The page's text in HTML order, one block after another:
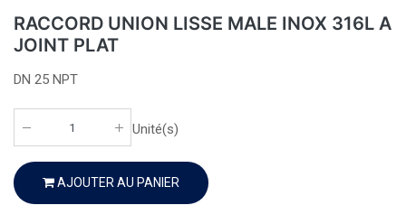
RACCORD UNION LISSE MALE INOX 316L A
JOINT PLAT
DN 25 NPT
Unité(s)
AJOUTER AU PANIER